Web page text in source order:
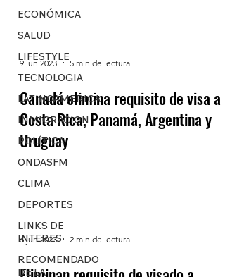
ECONÓMICA
SALUD
LIFESTYLE
TECNOLOGIA
LATINOAMERICA
INMIGRACION
POLÍTICA
ONDASFM
CLIMA
DEPORTES
LINKS DE
INTERES
RECOMENDADO
DE LA
9 jun 2023 5 min de lectura
Canadá elimina requisito de visa a
Costa Rica, Panamá, Argentina y
Uruguay
6 jun 2023 2 min de lectura